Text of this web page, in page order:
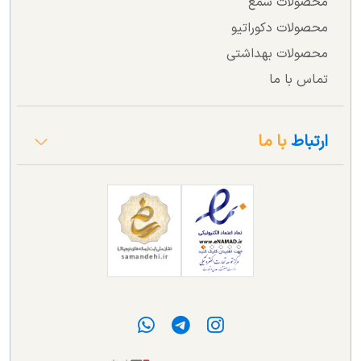
محصولات دکوراتیو
محصولات بهداشتی
تماس با ما
ارتباطبا ما